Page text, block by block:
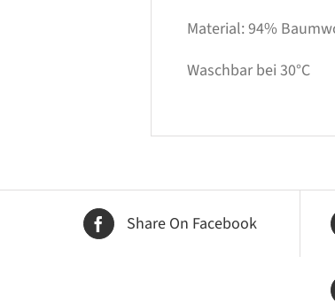
Material: 94%
Waschbar bei 30°C
Share On Facebook